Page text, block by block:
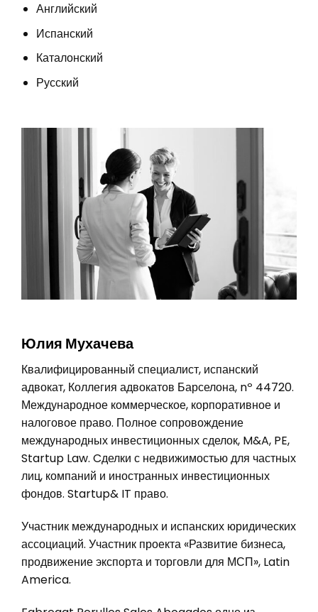
Английский
Испанский
Каталонский
Русский
Юлия Мухачева
Квалифицированный специалист, испанский
адвокат, Коллегия адвокатов Барселона, nº 44720.
Международное коммерческое, корпоративное и
налоговое право. Полное сопровождение
международных инвестиционных сделок, M&A, PE,
Startup Law. Cделки с недвижимостью для частных
лиц, компаний и иностранных инвестиционных
фондов. Startup& IT право.
Участник международных и испанских юридических
ассоциаций. Участник проекта «Развитие бизнеса,
продвижение экспорта и торговли для МСП», Latin
America.